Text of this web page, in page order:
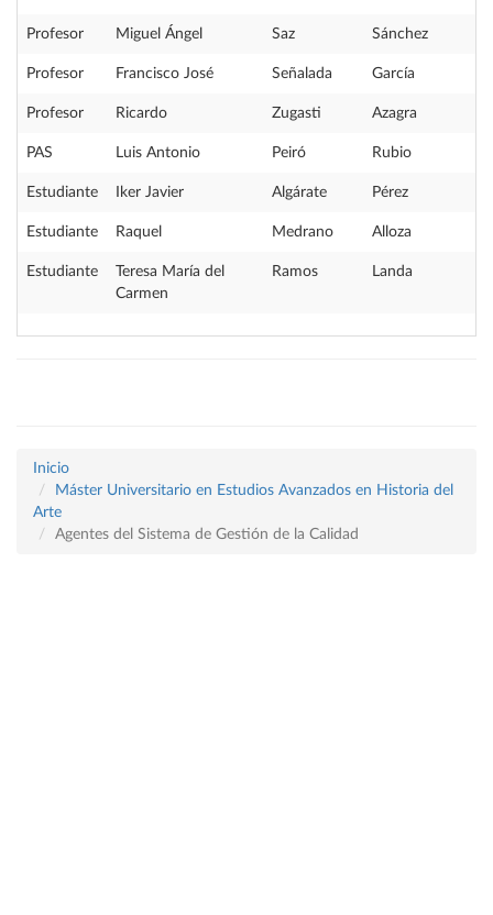
Profesor Miguel Ángel Saz Sánchez
Profesor Francisco José Señalada García
Profesor Ricardo Zugasti Azagra
PAS Luis Antonio Peiró Rubio
Estudiante Iker Javier Algárate Pérez
Estudiante Raquel Medrano Alloza
Estudiante
Teresa María del
Carmen
Ramos Landa
Inicio
Máster Universitario en Estudios Avanzados en Historia del
Arte
Agentes del Sistema de Gestión de la Calidad